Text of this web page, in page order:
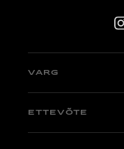
VARG
VARG EX
ETTEVÕTE